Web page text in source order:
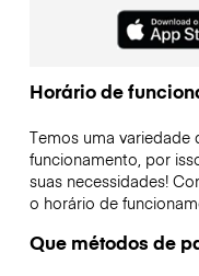
Horário de
Temos uma variedade
funcionamento, por
suas necessidades!
o horário de
Que métodos de